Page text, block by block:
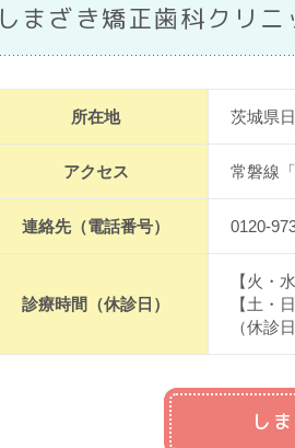
しまざき矯正歯科クリ
所在地 茨城県
アクセス 常磐線
連絡先（電話番号） 0120-
診療時間（休診日）
【火・
【土・
（休診
し